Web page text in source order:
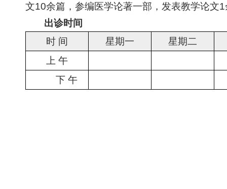
文10余篇，参编医学论著一部，发表教学论文
出诊时间
时 间
星期一
星期二
上 午
下 午